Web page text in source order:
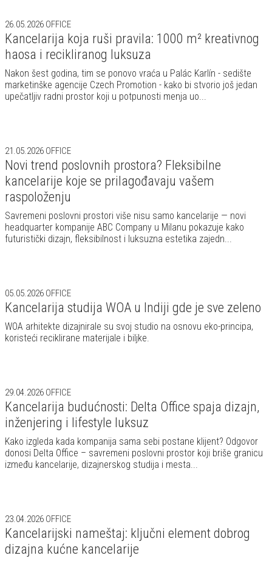
26.05.2026 OFFICE
Kancelarija koja ruši pravila: 1000 m² kreativnog
haosa i recikliranog luksuza
Nakon šest godina, tim se ponovo vraća u Palác Karlín - sedište
marketinške agencije Czech Promotion - kako bi stvorio još jedan
upečatljiv radni prostor koji u potpunosti menja uo...
21.05.2026 OFFICE
Novi trend poslovnih prostora? Fleksibilne
kancelarije koje se prilagođavaju vašem
raspoloženju
Savremeni poslovni prostori više nisu samo kancelarije — novi
headquarter kompanije ABC Company u Milanu pokazuje kako
futuristički dizajn, fleksibilnost i luksuzna estetika zajedn...
05.05.2026 OFFICE
Kancelarija studija WOA u Indiji gde je sve zeleno
WOA arhitekte dizajnirale su svoj studio na osnovu eko-principa,
koristeći reciklirane materijale i biljke.
29.04.2026 OFFICE
Kancelarija budućnosti: Delta Office spaja dizajn,
inženjering i lifestyle luksuz
Kako izgleda kada kompanija sama sebi postane klijent? Odgovor
donosi Delta Office – savremeni poslovni prostor koji briše granicu
između kancelarije, dizajnerskog studija i mesta...
23.04.2026 OFFICE
Kancelarijski nameštaj: ključni element dobrog
dizajna kućne kancelarije